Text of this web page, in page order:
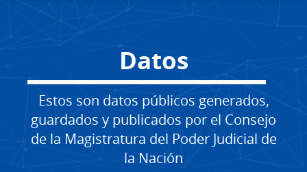
Datos
Estos son datos públicos generados,
guardados y publicados por el Consejo
de la Magistratura del Poder Judicial de
la Nación